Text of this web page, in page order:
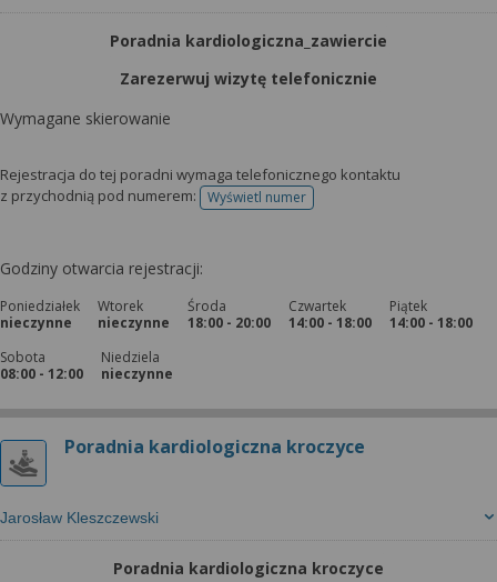
Poradnia kardiologiczna_zawiercie
Zarezerwuj wizytę telefonicznie
Wymagane skierowanie
Rejestracja do tej poradni wymaga telefonicznego kontaktu
z przychodnią pod numerem:
Wyświetl numertelefonu do rejestracji
Godziny otwarcia rejestracji:
Poniedziałek
nieczynne
Wtorek
nieczynne
Środa
18:00 - 20:00
Czwartek
14:00 - 18:00
Piątek
14:00 - 18:00
Sobota
08:00 - 12:00
Niedziela
nieczynne
Poradnia kardiologiczna kroczyce
Jarosław Kleszczewski
Poradnia kardiologiczna kroczyce